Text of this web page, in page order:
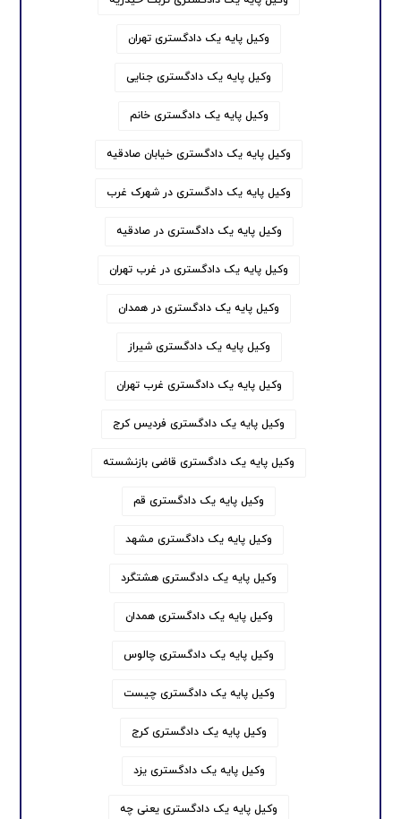
وکیل پایه یک دادگستری تهران
وکیل پایه یک دادگستری جنایی
وکیل پایه یک دادگستری خانم
وکیل پایه یک دادگستری خیابان صادقیه
وکیل پایه یک دادگستری در شهرک غرب
وکیل پایه یک دادگستری در صادقیه
وکیل پایه یک دادگستری در غرب تهران
وکیل پایه یک دادگستری در همدان
وکیل پایه یک دادگستری شیراز
وکیل پایه یک دادگستری غرب تهران
وکیل پایه یک دادگستری فردیس کرج
وکیل پایه یک دادگستری قاضی بازنشسته
وکیل پایه یک دادگستری قم
وکیل پایه یک دادگستری مشهد
وکیل پایه یک دادگستری هشتگرد
وکیل پایه یک دادگستری همدان
وکیل پایه یک دادگستری چالوس
وکیل پایه یک دادگستری چیست
وکیل پایه یک دادگستری کرج
وکیل پایه یک دادگستری یزد
وکیل پایه یک دادگستری یعنی چه